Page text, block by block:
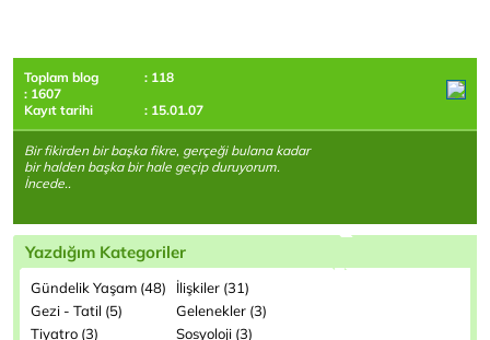
Toplam blog
: 118
: 1607
Kayıt tarihi
: 15.01.07
Bir fikirden bir başka fikre, gerçeği bulana kadar
bir halden başka bir hale geçip duruyorum.
İncede..
Yazdığım Kategoriler
Gündelik Yaşam (48)
İlişkiler (31)
Gezi - Tatil (5)
Gelenekler (3)
Tiyatro (3)
Sosyoloji (3)